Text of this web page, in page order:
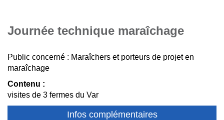
Journée technique maraîchage
Public concerné : Maraîchers et porteurs de projet en
maraîchage
Contenu :
visites de 3 fermes du Var
Infos complémentaires